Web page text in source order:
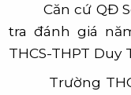
Căn cứ QĐ
tra đánh giá
THCS-THPT Duy
Trường